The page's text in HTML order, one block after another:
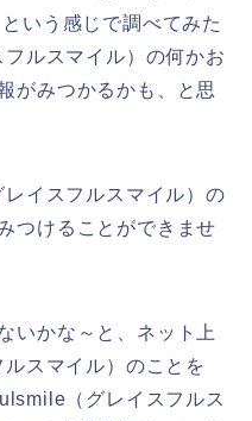
いう感じで調べてみた
ルスマイル）の何かお
がみつかるかも、と思
イスフルスマイル）の
つけることができませ
いかな～と、ネット上
スマイル）のことを
（グレイスフルス